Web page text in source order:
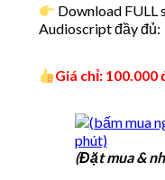
Download FULL
Audioscript đầy đủ:
Giá chỉ: 100.000
(Đặt mua &